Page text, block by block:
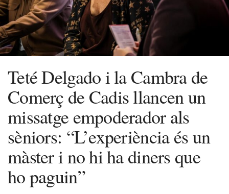
Teté Delgado i la Cambra de
Comerç de Cadis llancen un
missatge empoderador als
sèniors: “L’experiència és un
màster i no hi ha diners que
ho paguin”